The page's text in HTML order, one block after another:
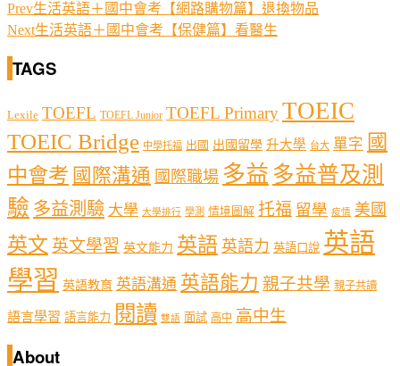
Prev生活英語＋國中會考【網路購物篇】退換物品
Next生活英語＋國中會考【保健篇】看醫生
TAGS
Lexile TOEFL TOEFL Junior TOEFL PrimaryTOEIC
TOEIC Bridge 中學托福 出國 出國留學 升大學 台大 單字 國
中會考 國際溝通 國際職場 多益 多益普及測
驗 多益測驗 大學 大學排行 學測 情境圖解 托福 留學 疫情 美國
英文 英文學習 英文能力 英語 英語力 英語口說 英語
學習 英語教育 英語溝通 英語能力 親子共學 親子共讀
語言學習 語言能力 閱讀 雙語 面試 高中 高中生
About